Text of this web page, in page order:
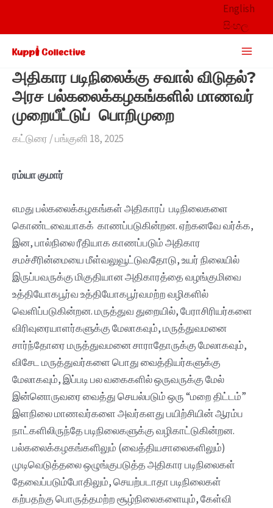
English
සිංහල
Main
அதிகார படிநிலைக்கு சவால் விடுதல்?
அரச பல்கலைக்கழகங்களில் மாணவர்
முறையீட்டுப் பொறிமுறை
கட்டுரை /பங்குனி 18, 2025
ரம்யா குமார்
எமது பல்கலைக்கழகங்கள் அதிகாரப் படிநிலைகளை
கொண்டவையாகக் காணப்படுகின்றன. ஏற்கனவே வர்க்க,
இன, பால்நிலை ரீதியாக காணப்படும் அதிகார
சமச்சீரின்மையை மீள்வலுவூட்டுவதோடு, உயர் நிலையில்
இருப்பவருக்கு மிகுதியான அதிகாரத்தை வழங்குமிவை
உத்தியோகபூர்வ உத்தியோகபூர்வமற்ற வழிகளில்
வெளிப்படுகின்றன. மருத்துவ துறையில், பேராசிரியர்களை
விரிவுரையாளர்களுக்கு மேலாகவும், மருத்துவமனை
சார்ந்தோரை மருத்துவமனை சாராதோருக்கு மேலாகவும்,
விசேட மருத்துவர்களை பொது வைத்தியர்களுக்கு
மேலாகவும், இப்படி பல வகைகளில் ஒருவருக்கு மேல்
இன்னொருவரை வைத்து செயல்படும் ஒரு “மறை திட்டம்”
இளநிலை மாணவர்களை அவர்களது பயிற்சியின் ஆரம்ப
நாட்களிலிருந்தே படிநிலைகளுக்கு வழிகாட்டுகின்றன.
பல்கலைக்கழகங்களிலும் (வைத்தியசாலைகளிலும்)
முடிவெடுத்தலை ஒழுங்குபடுத்த அதிகார படிநிலைகள்
தேவைப்படும்போதிலும், செயற்படாதா படிநிலைகள்
கற்பதற்கு பொருத்தமற்ற சூழ்நிலைகளையும், கேள்வி